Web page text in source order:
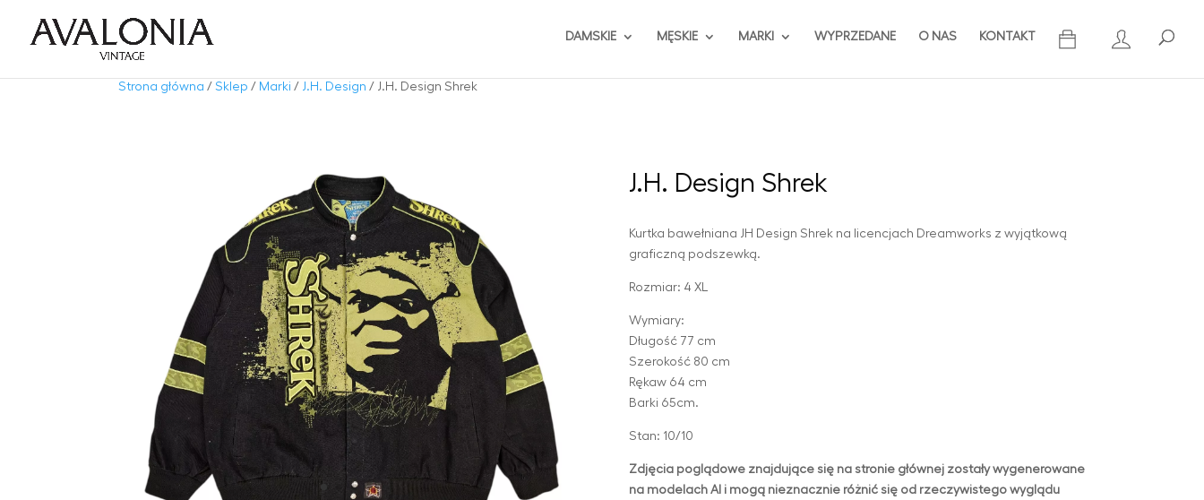
DAMSKIE MĘSKIE MARKI WYPRZEDANE O NAS KONTAKT
Strona główna / Sklep / Marki / J.H. Design / J.H. Design Shrek
J.H. Design Shrek
Kurtka bawełniana JH Design Shrek na licencjach Dreamworks z wyjątkową
graficzną podszewką.
Rozmiar: 4 XL
Wymiary:
Długość 77 cm
Szerokość 80 cm
Rękaw 64 cm
Barki 65cm.
Stan: 10/10
Zdjęcia poglądowe znajdujące się na stronie głównej zostały wygenerowane
na modelach AI i mogą nieznacznie różnić się od rzeczywistego wyglądu